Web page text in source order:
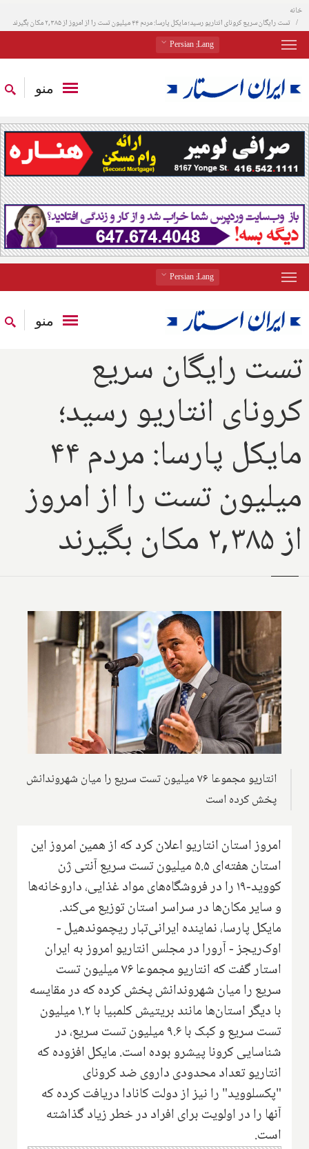
خانه
تست رایگان سریع کرونای انتاریو رسید؛ مایکل پارسا: مردم ۴۴ میلیون تست را از امروز از ۲,۳۸۵ مکان بگیرند
Lang
: Persian
منو
Lang
: Persian
منو
تست رایگان سریع
کرونای انتاریو رسید؛
مایکل پارسا: مردم ۴۴
میلیون تست را از امروز
از ۲,۳۸۵ مکان بگیرند
انتاریو مجموعا ۷۶ میلیون تست سریع را میان شهروندانش
پخش کرده است
امروز استان انتاریو اعلان کرد که از همین امروز این
استان هفته‌ای ۵.۵ میلیون تست سریع آنتی ژن
کووید-۱۹ را در فروشگاه‌های مواد غذایی، داروخانه‌ها
و سایر مکان‌ها در سراسر استان توزیع می‌کند.
مایکل پارسا، نماینده ایرانی‌تبار ریچموندهیل -
اوک‌ریجز - آرورا در مجلس انتاریو امروز به ایران
استار گفت که انتاریو مجموعا ۷۶ میلیون تست
سریع را میان شهروندانش پخش کرده که در مقایسه
با دیگر استان‌ها مانند بریتیش کلمبیا با ۱.۲ میلیون
تست سریع و کبک با ۹.۶ میلیون تست سریع، در
شناسایی کرونا پیشرو بوده است. مایکل افزوده که
انتاریو تعداد محدودی داروی ضد کرونای
"پکسلووید" را نیز از دولت کانادا دریافت کرده که
آنها را در اولویت برای افراد در خطر زیاد گذاشته
است.